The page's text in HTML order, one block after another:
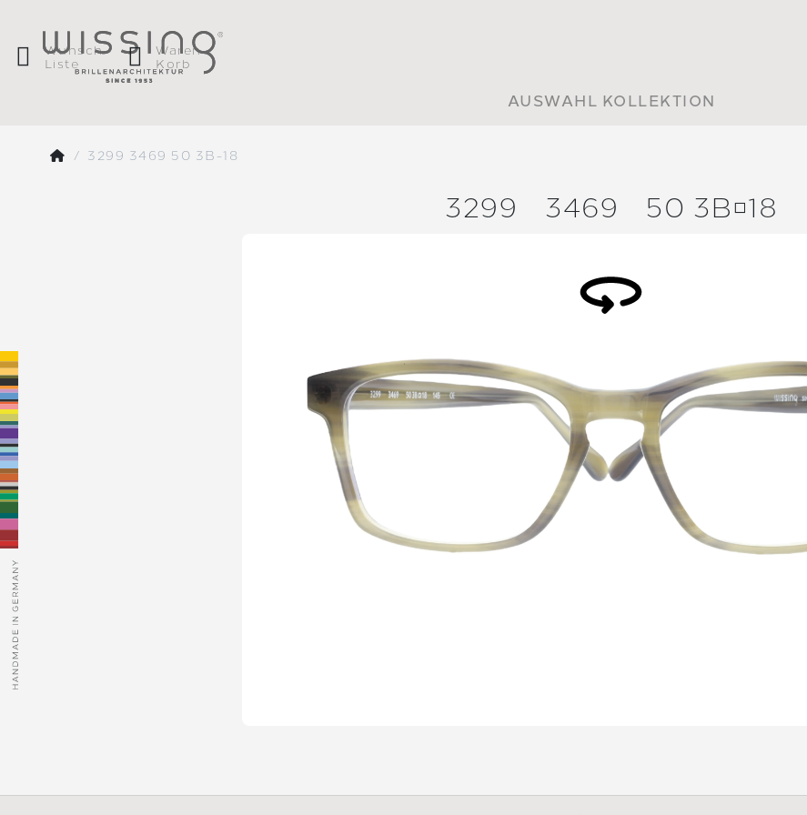
Wunsch
Liste
Waren
Korb
AUSWAHL KOLLEKTION
3299 3469 50 3B-18
3299 3469 50 3B18